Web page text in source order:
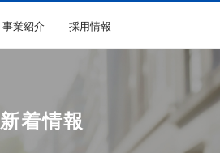
事業紹介 採用情報
新着情報